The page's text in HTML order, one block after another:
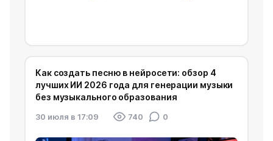
Как создать песню в нейросети: обзор 4
лучших ИИ 2026 года для генерации музыки
без музыкального образования
30 июля в 17:09 740 0